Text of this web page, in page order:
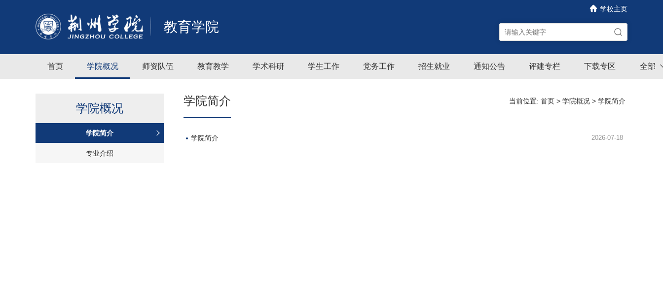
教育学院
学校主页
首页 学院概况 师资队伍 教育教学 学术科研 学生工作 党务工作 招生就业 通知公告 评建专栏 下载专区 全部
学院概况
学院简介
专业介绍
学院简介 当前位置: 首页 > 学院概况 > 学院简介
学院简介 2026-07-18